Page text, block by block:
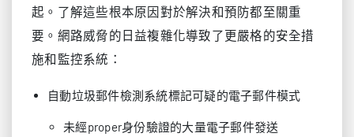
起。了解這些根本原因對於解決和預防都至關重
要。網路威脅的日益複雜化導致了更嚴格的安全措
施和監控系統：
自動垃圾郵件檢測系統標記可疑的電子郵件模式
未經proper身份驗證的大量電子郵件發送